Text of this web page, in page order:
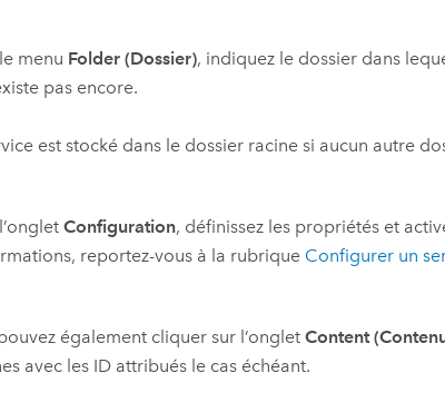
menu Folder (Dossier), indiquez le dossier dans
pas encore.
est stocké dans le dossier racine si aucun autre
Configuration, définissez les propriétés et
reportez-vous à la rubrique Configurer un
également cliquer sur l’ongletContent
avec les ID attribués le cas échéant.